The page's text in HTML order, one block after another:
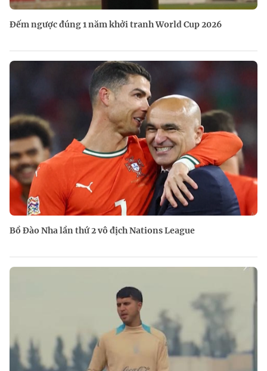
Đếm ngược đúng 1 năm khởi tranh World Cup 2026
Bồ Đào Nha lần thứ 2 vô địch Nations League